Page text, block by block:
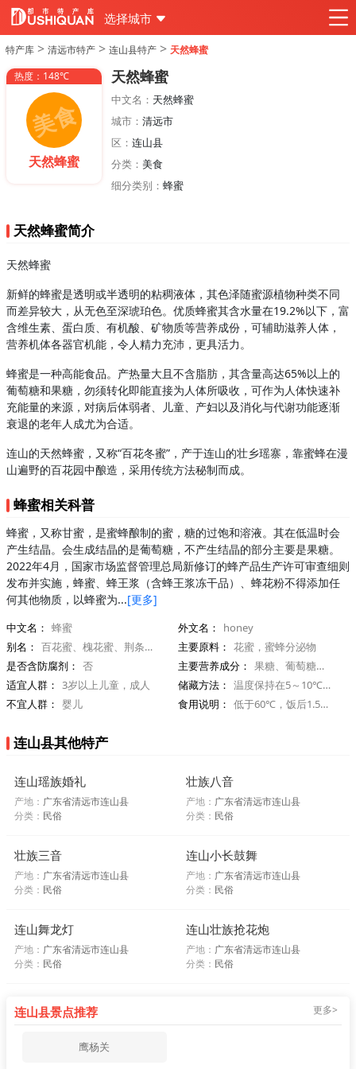
选择城市
特产库 > 清远市特产 > 连山县特产 > 天然蜂蜜
热度：148℃
天然蜂蜜
天然蜂蜜
中文名： 天然蜂蜜
城市： 清远市
区： 连山县
分类： 美食
细分类别： 蜂蜜
天然蜂蜜简介
天然蜂蜜
新鲜的蜂蜜是透明或半透明的粘稠液体，其色泽随蜜源植物种类不同
而差异较大，从无色至深琥珀色。优质蜂蜜其含水量在19.2%以下，富
含维生素、蛋白质、有机酸、矿物质等营养成份，可辅助滋养人体，
营养机体各器官机能，令人精力充沛，更具活力。
蜂蜜是一种高能食品。产热量大且不含脂肪，其含量高达65%以上的
葡萄糖和果糖，勿须转化即能直接为人体所吸收，可作为人体快速补
充能量的来源，对病后体弱者、儿童、产妇以及消化与代谢功能逐渐
衰退的老年人成尤为合适。
连山的天然蜂蜜，又称“百花冬蜜”，产于连山的壮乡瑶寨，靠蜜蜂在漫
山遍野的百花园中酿造，采用传统方法秘制而成。
蜂蜜相关科普
蜂蜜，又称甘蜜，是蜜蜂酿制的蜜，糖的过饱和溶液。其在低温时会
产生结晶。会生成结晶的是葡萄糖，不产生结晶的部分主要是果糖。
2022年4月，国家市场监督管理总局新修订的蜂产品生产许可审查细则
发布并实施，蜂蜜、蜂王浆（含蜂王浆冻干品）、蜂花粉不得添加任
何其他物质，以蜂蜜为...[更多]
中文名： 蜂蜜 外文名：
honey
别名： 百花蜜、槐花蜜、荆条蜜、狼牙蜜、枣花蜜等 主要原料： 花蜜，蜜蜂分泌物
是否含防腐剂： 否 主要营养成分： 果糖、葡萄糖，水分
适宜人群： 3岁以上儿童，成人 储藏方法： 温度保持在5～10℃。空气湿度不超过75%的环境中。装蜂蜜的容器要盖严，防止漏气，减少蜂蜜与空气接触。
不宜人群： 婴儿 食用说明： 低于60℃，饭后1.5-2小时食用
连山县其他特产
连山瑶族婚礼
产地： 广东省清远市连山县
分类： 民俗
壮族八音
产地： 广东省清远市连山县
分类： 民俗
壮族三音
产地： 广东省清远市连山县
分类： 民俗
连山小长鼓舞
产地： 广东省清远市连山县
分类： 民俗
连山舞龙灯
产地： 广东省清远市连山县
分类： 民俗
连山壮族抢花炮
产地： 广东省清远市连山县
分类： 民俗
连山县景点推荐 更多>
鹰杨关